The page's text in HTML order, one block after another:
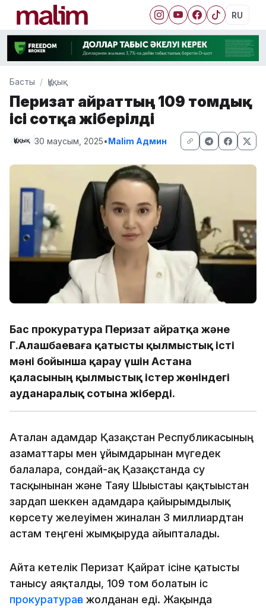
RU
Басты Құқық
Перизат Қайраттың 109 томдық
ісі сотқа жіберілді
Құқық 30 маусым, 2025•Malim Админ
Бас прокуратура Перизат Қайратқа және
Г.Алашбаеваға қатысты қылмыстық істі
мәні бойынша қарау үшін Астана
қаласының қылмыстық істер жөніндегі
ауданаралық сотына жіберді.
Аталған адамдар Қазақстан Республикасының
азаматтары мен ұйымдарынан мүгедек
балаларға, сондай-ақ Қазақстанда су
тасқынынан және Таяу Шығыстағы қақтығыстан
зардап шеккен адамдарға қайырымдылық
көрсету желеуімен жиналған 3 миллиардтан
астам теңгені жымқыруда айыпталады.
Айта кетелік Перизат Қайрат ісіне қатысты
танысу аяқталды, 109 том болатын іс
прокуратураға жолданған еді. Жақында